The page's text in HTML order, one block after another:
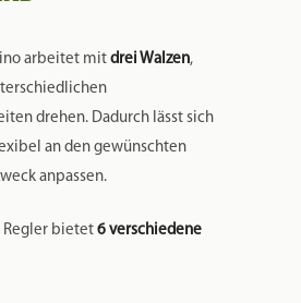
arbeitet mit drei Walzen,
drehen. Dadurch lässt sich
an den gewünschten
anpassen.
Regler bietet 6 verschiedene